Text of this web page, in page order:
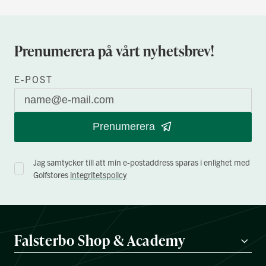
Prenumerera på vårt nyhetsbrev!
E-POST
Prenumerera
Jag samtycker till att min e-postaddress sparas i enlighet med
Golfstores integritetspolicy
Falsterbo Shop & Academy